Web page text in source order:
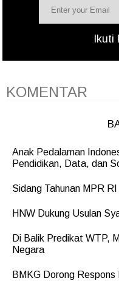
Ikuti
KOMENTAR
Anak Pedalaman
Pendidikan, Data, dan
Sidang Tahunan MPR
HNW Dukung Usulan
Di Balik Predikat WTP,
Negara
BMKG Dorong